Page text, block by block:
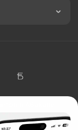
в Абакане